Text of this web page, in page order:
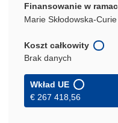
Finansowanie w
Marie Skłodowska-
Koszt całkowity
Brak danych
Wkład UE
€ 267 418,56